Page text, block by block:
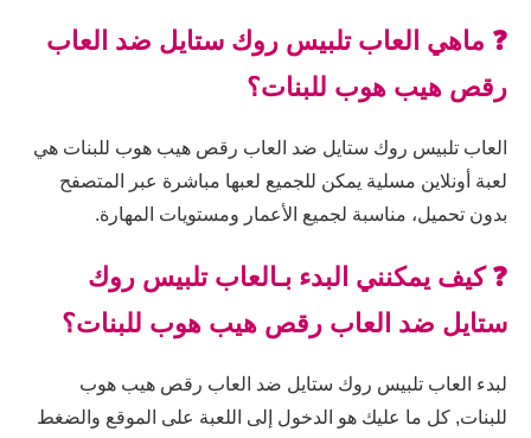
❓ ماهي العاب تلبيس روك ستايل ضد العاب
رقص هيب هوب للبنات؟
العاب تلبيس روك ستايل ضد العاب رقص هيب هوب للبنات هي
لعبة أونلاين مسلية يمكن للجميع لعبها مباشرة عبر المتصفح
بدون تحميل، مناسبة لجميع الأعمار ومستويات المهارة.
❓ كيف يمكنني البدء بـالعاب تلبيس روك
ستايل ضد العاب رقص هيب هوب للبنات؟
لبدء العاب تلبيس روك ستايل ضد العاب رقص هيب هوب
للبنات, كل ما عليك هو الدخول إلى اللعبة على الموقع والضغط